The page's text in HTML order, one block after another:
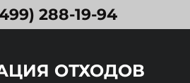
288-19-94
ОТХОДОВ